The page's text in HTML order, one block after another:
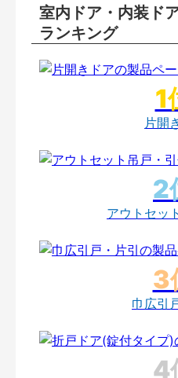
室内ドア・内装ド
ランキング
片開
アウトセッ
巾広引